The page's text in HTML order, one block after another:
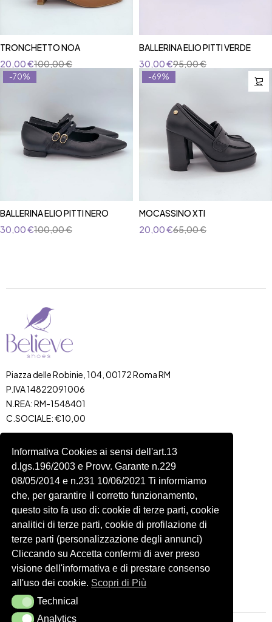
Informativa Cookies ai sensi dell'art.13
d.lgs.196/2003 e Provv. Garante n.229
08/05/2014 e n.231 10/06/2021 Ti informiamo
che, per garantire il corretto funzionamento,
questo sito fa uso di: cookie di terze parti, cookie
analitici di terze parti, cookie di profilazione di
terze parti (personalizzazione degli annunci)
Cliccando su Accetta confermi di aver preso
visione dell'informativa e di prestare consenso
all'uso dei cookie. Scopri di Più
Technical
Technical
Analytics
Analytics
TRONCHETTO NOA
100,00€
20,00€
BALLERINA ELIO PITTI VERDE
95,00€
30,00€
-70%
BALLERINA ELIO PITTI NERO
100,00€
30,00€
-69%
MOCASSINO XTI
65,00€
20,00€
Piazza delle Robinie, 104, 00172 Roma RM
P.IVA 14822091006
N.REA: RM-1548401
C.SOCIALE: €10,00
Shop
Shop
Donna
Bambini
Accessori
Account
Carrello
Profilo
Ordini
Wishlist
Spedizioni e Resi
Seguici